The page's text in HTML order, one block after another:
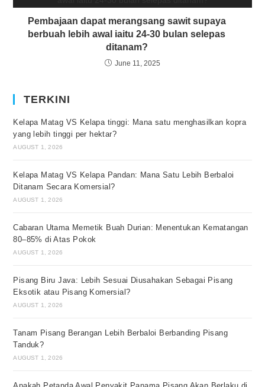
Pembajaan dapat merangsang sawit supaya
berbuah lebih awal iaitu 24-30 bulan selepas
ditanam?
June 11, 2025
TERKINI
Kelapa Matag VS Kelapa tinggi: Mana satu menghasilkan kopra
yang lebih tinggi per hektar?
AUGUST 1, 2026
Kelapa Matag VS Kelapa Pandan: Mana Satu Lebih Berbaloi
Ditanam Secara Komersial?
AUGUST 1, 2026
Cabaran Utama Memetik Buah Durian: Menentukan Kematangan
80–85% di Atas Pokok
AUGUST 1, 2026
Pisang Biru Java: Lebih Sesuai Diusahakan Sebagai Pisang
Eksotik atau Pisang Komersial?
AUGUST 1, 2026
Tanam Pisang Berangan Lebih Berbaloi Berbanding Pisang
Tanduk?
AUGUST 1, 2026